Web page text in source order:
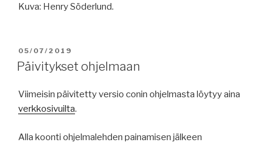
Kuva: Henry Söderlund.
JULKAISTU
05/07/2019
Päivitykset ohjelmaan
Viimeisin päivitetty versio conin ohjelmasta löytyy aina
verkkosivuilta.
Alla koonti ohjelmalehden painamisen jälkeen